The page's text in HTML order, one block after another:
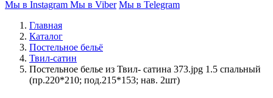
Мы в Instagram Мы в Viber Мы в Telegram
Главная
Каталог
Постельное бельё
Твил-сатин
Постельное белье из Твил- сатина 373.jpg 1.5 спальный
(пр.220*210; под.215*153; нав. 2шт)